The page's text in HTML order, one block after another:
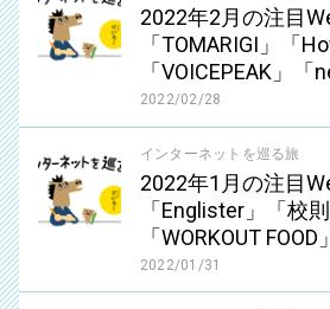
2022年2月の注目
「TOMARIGI」「
「VOICEPEAK」「
2022/02/28
インターネットを巡る旅
2022年1月の注目
「Englister」「校
「WORKOUT FOOD」
2022/01/31